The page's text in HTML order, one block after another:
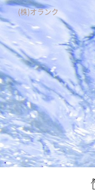
(株)オランク